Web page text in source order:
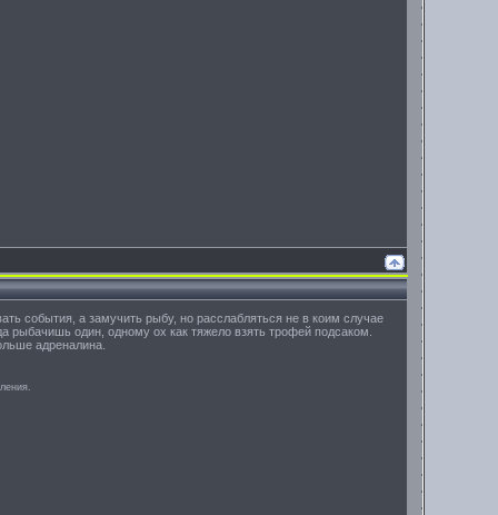
события, а замучить рыбу, но расслабляться не в коим случае
один, одному ох как тяжело взять трофей подсаком.
адреналина.